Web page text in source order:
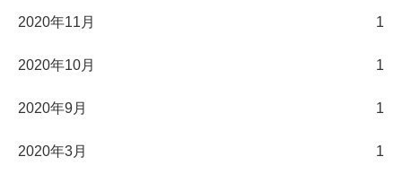
2020年11月 1
2020年10月 1
2020年9月 1
2020年3月 1